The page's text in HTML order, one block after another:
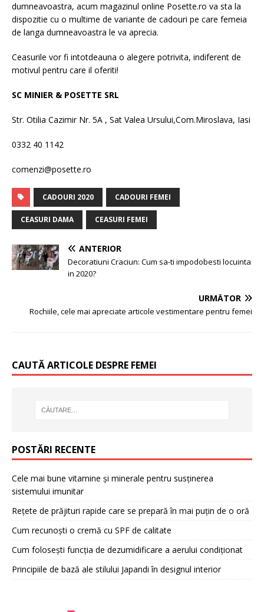
dumneavoastra, acum magazinul online Posette.ro va sta la
dispozitie cu o multime de variante de cadouri pe care femeia
de langa dumneavoastra le va aprecia.
Ceasurile vor fi intotdeauna o alegere potrivita, indiferent de
motivul pentru care il oferiti!
SC MINIER & POSETTE SRL
Str. Otilia Cazimir Nr. 5A , Sat Valea Ursului,Com.Miroslava, Iasi
0332 40 1142
comenzi@posette.ro
CADOURI 2020 CADOURI FEMEI
CEASURI DAMA CEASURI FEMEI
ANTERIOR
Decoratiuni Craciun: Cum sa-ti impodobesti locuinta
in 2020?
URMĂTOR
Rochiile, cele mai apreciate articole vestimentare pentru femei
CAUTĂ ARTICOLE DESPRE FEMEI
POSTĂRI RECENTE
Cele mai bune vitamine și minerale pentru susținerea
sistemului imunitar
Rețete de prăjituri rapide care se prepară în mai puțin de o oră
Cum recunoști o cremă cu SPF de calitate
Cum folosești funcția de dezumidificare a aerului condiționat
Principiile de bază ale stilului Japandi în designul interior